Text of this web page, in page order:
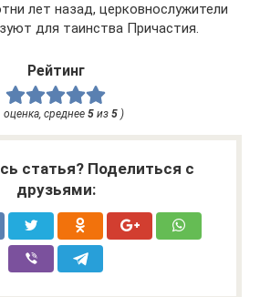
лет назад, церковнослужители
для таинства Причастия.
Рейтинг
оценка, среднее 5из 5)
статья? Поделиться с
друзьями: